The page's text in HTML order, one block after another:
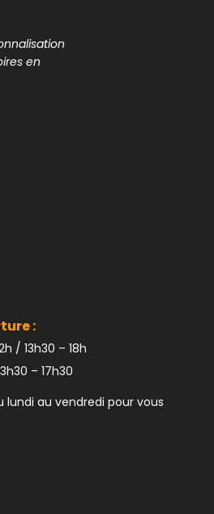
en
:
/ 13h30 – 18h
– 17h30
lundi au vendredi pour vous